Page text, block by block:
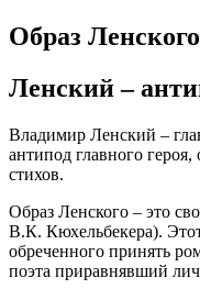
Образ
Ленский –
Владимир Ленский –
антипод главного
стихов.
Образ Ленского – это
В.К. Кюхельбекера).
обреченного принять
поэта приравнявший